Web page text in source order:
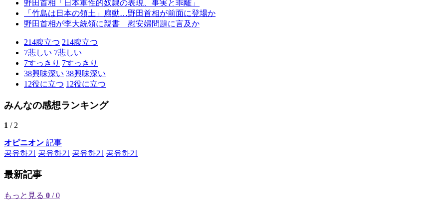
野田首相「日本軍性的奴隷の表現、事実と乖離」
「竹島は日本の領土」扇動…野田首相が前面に登場か
野田首相が李大統領に親書 慰安婦問題に言及か
214腹立つ 214腹立つ
7悲しい 7悲しい
7すっきり 7すっきり
38興味深い 38興味深い
12役に立つ 12役に立つ
みんなの感想ランキング
1 / 2
オピニオン 記事
공유하기
공유하기 공유하기 공유하기
最新記事
もっと見る 0 / 0